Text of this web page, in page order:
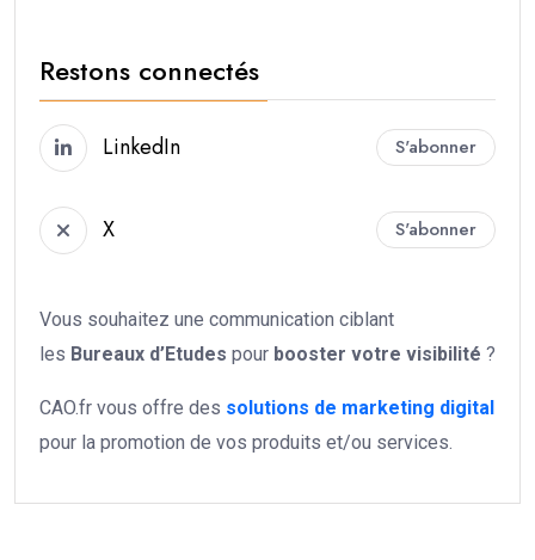
Restons connectés
LinkedIn S'abonner
X S'abonner
Vous souhaitez une communication ciblant
les Bureaux d’Etudes pour booster votre visibilité ?
CAO.fr vous offre des solutions de marketing digital
pour la promotion de vos produits et/ou services.